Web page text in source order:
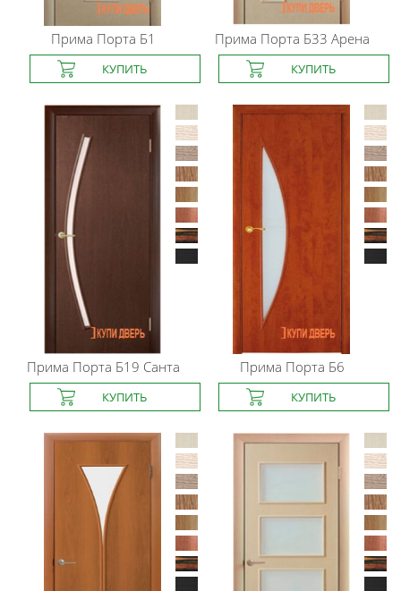
Прима Порта Б1 Прима Порта Б33 Арена
Прима Порта Б19 Санта Прима Порта Б6